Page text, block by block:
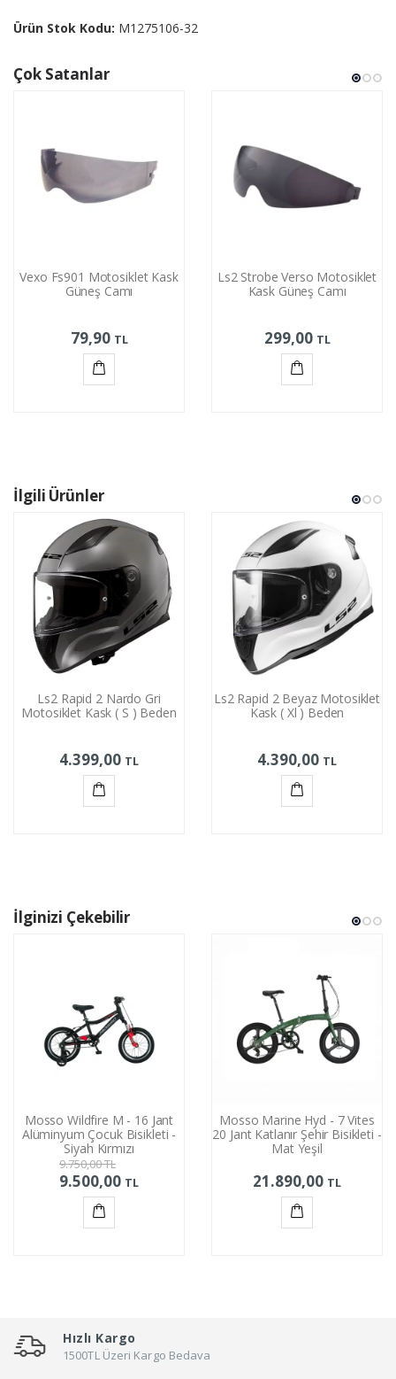
Ürün Stok Kodu: M1275106-32
Çok Satanlar
Vexo Fs901 Motosiklet Kask
Güneş Camı
79,90 TL
Ls2 Strobe Verso Motosiklet
Kask Güneş Camı
299,00 TL
İlgili Ürünler
Ls2 Rapid 2 Nardo Gri
Motosiklet Kask ( S ) Beden
4.399,00 TL
Ls2 Rapid 2 Beyaz Motosiklet
Kask ( Xl ) Beden
4.390,00 TL
İlginizi Çekebilir
Mosso Wildfire M - 16 Jant
Alüminyum Çocuk Bisikleti -
Siyah Kırmızı
9.750,00TL
9.500,00 TL
Mosso Marine Hyd - 7 Vites
20 Jant Katlanır Şehir Bisikleti -
Mat Yeşil
21.890,00 TL
Hızlı Kargo
1500TL Üzeri Kargo Bedava